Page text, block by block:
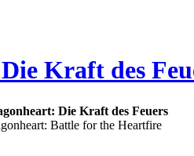
Kraft des
Die Kraft des Feuers
Battle for the Heartfire